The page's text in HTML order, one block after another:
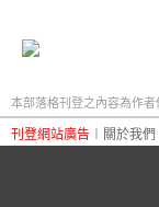
本部落格刊登之內容為作者
刊登網站廣告 關於我們